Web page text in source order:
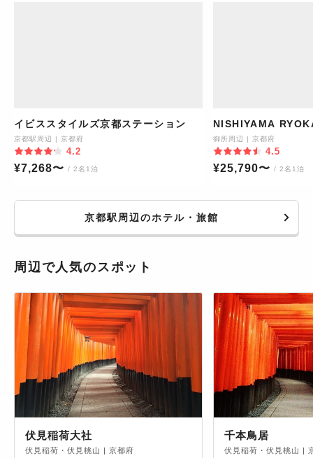
イビススタイルズ京都ステーション
京都駅周辺 | 京都府
4.2
¥7,268〜 / 2名1泊
NISHIYAMA
御所周辺 | 京都府
4.5
¥25,790〜 / 2名1泊
京都駅周辺のホテル・旅館
周辺で人気のスポット
伏見稲荷大社
伏見稲荷・伏見桃山 | 京都府
千本鳥居
伏見稲荷・伏見桃山 |